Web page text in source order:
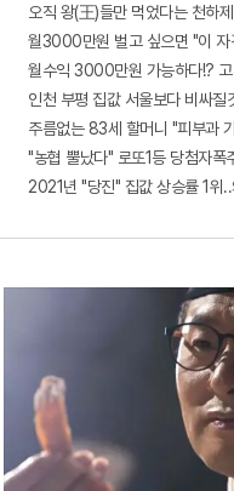
수로 "비상"!
오직 왕(王)들만 먹었다는 천하
월3000만원 벌고 싶으면 "이 자
월수익 3000만원 가능하다!? 고
인천 부평 집값 서울보다 비싸질
주름없는 83세 할머니 "피부과
"농협 뿔났다" 로또1등 당첨자
2021년 "당진" 집값 상승률 1위